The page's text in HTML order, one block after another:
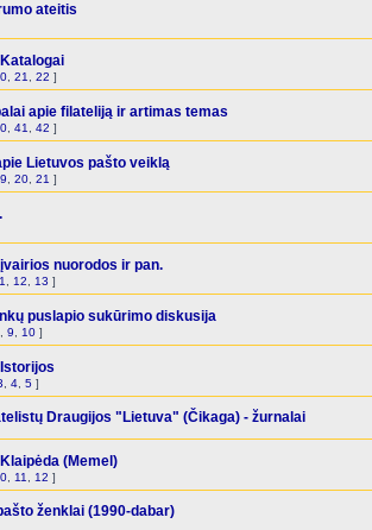
ateitis
21 22 ]
apie filateliją ir artimas temas
41 42 ]
Lietuvos pašto veiklą
20 21 ]
nuorodos ir pan.
12 13 ]
puslapio sukūrimo diskusija
9 10 ]
4 5 ]
Draugijos "Lietuva" (Čikaga) - žurnalai
(Memel)
11 12 ]
ženklai (1990-dabar)